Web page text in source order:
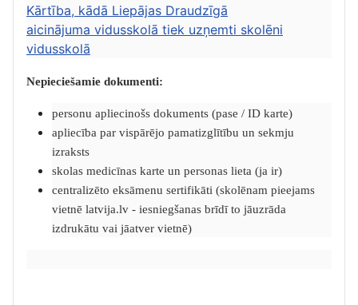
Kārtība, kādā Liepājas Draudzīgā
aicinājuma vidusskolā tiek uzņemti skolēni
vidusskolā
Nepieciešamie dokumenti:
personu apliecinošs dokuments (pase / ID karte)
apliecība par vispārējo pamatizglītību un sekmju
izraksts
skolas medicīnas karte un personas lieta (ja ir)
centralizēto eksāmenu sertifikāti (skolēnam pieejams
vietnē latvija.lv - iesniegšanas brīdī to jāuzrāda
izdrukātu vai jāatver vietnē)